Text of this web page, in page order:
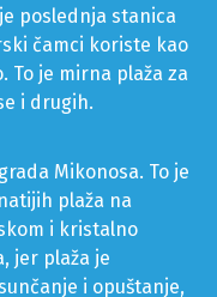
na Mikonosu,
izbor taverni i
što su skijanje na
poslednja stanica
je mirna plaža za
i drugih.
Mikonosa. To je
plaža na